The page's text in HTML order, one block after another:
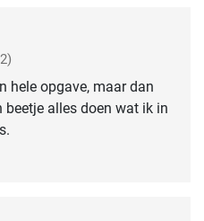
hele opgave, maar dan
beetje alles doen wat ik in